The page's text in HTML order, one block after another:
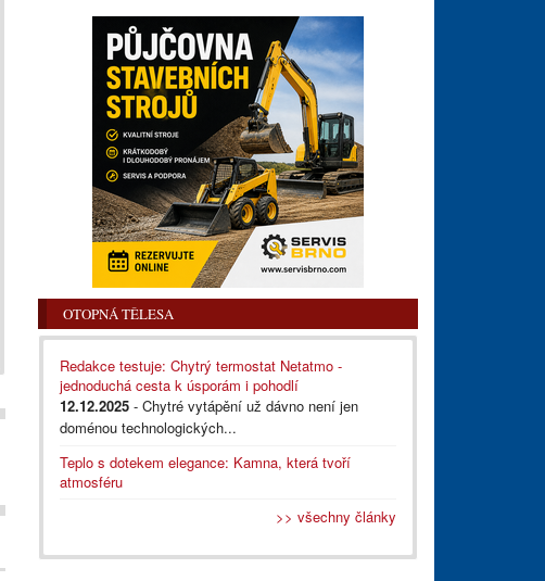
OTOPNÁ TĚLESA
Redakce testuje: Chytrý termostat Netatmo -
jednoduchá cesta k úsporám i pohodlí
12.12.2025 - Chytré vytápění už dávno není jen
doménou technologických...
Teplo s dotekem elegance: Kamna, která tvoří
atmosféru
>> všechny články